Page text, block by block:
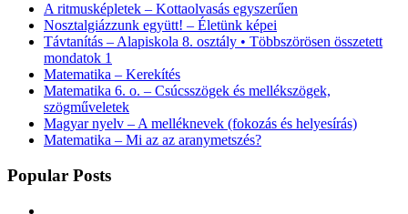
A ritmusképletek – Kottaolvasás egyszerűen
Nosztalgiázzunk együtt! – Életünk képei
Távtanítás – Alapiskola 8. osztály • Többszörösen összetett
mondatok 1
Matematika – Kerekítés
Matematika 6. o. – Csúcsszögek és mellékszögek,
szögműveletek
Magyar nyelv – A melléknevek (fokozás és helyesírás)
Matematika – Mi az az aranymetszés?
Popular Posts